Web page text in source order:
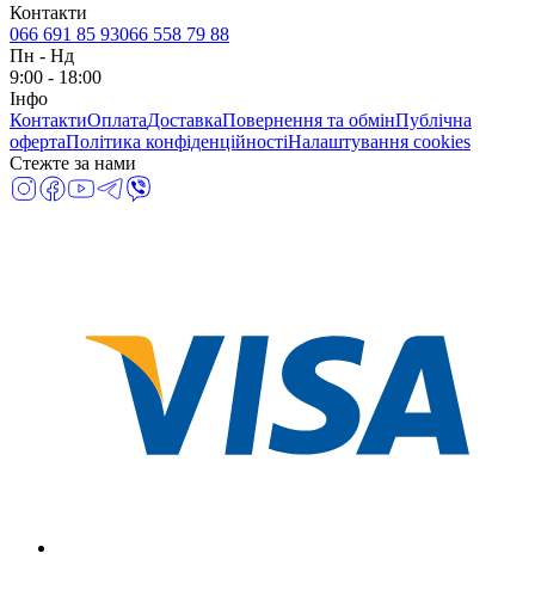
Контакти
066 691 85 93066 558 79 88
Пн - Нд
9:00 - 18:00
Інфо
КонтактиОплатаДоставкаПовернення та обмінПублічна
офертаПолітика конфіденційностіНалаштування cookies
Стежте за нами